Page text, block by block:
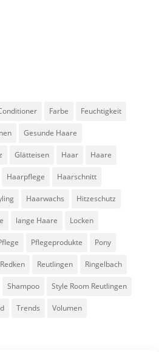
Farbe Feuchtigkeit
Gesunde Haare
Glätteisen Haar Haare
Haarpflege Haarschnitt
Haarwachs Hitzeschutz
lange Haare Locken
Pflegeprodukte Pony
Redken Reutlingen Ringelbach
Shampoo Style Room Reutlingen
Trends Volumen